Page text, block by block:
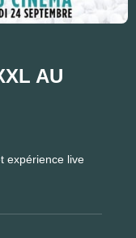
AU
expérience live